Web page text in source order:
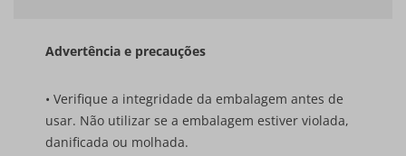
Advertência e precauções
• Verifique a integridade da embalagem antes de
usar. Não utilizar se a embalagem estiver violada,
danificada ou molhada.